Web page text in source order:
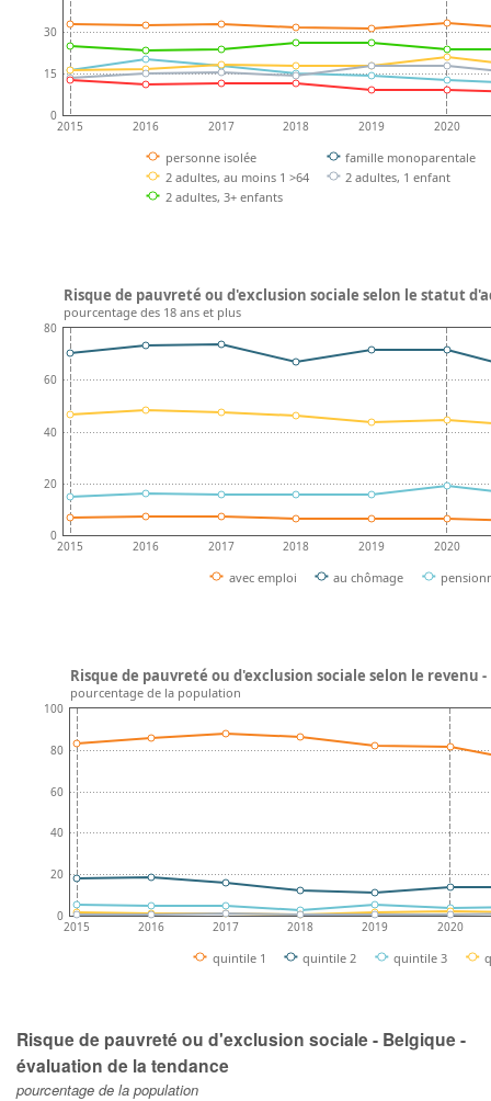
2015 2016 2017 2018 2019 2020
0
15
30
personne isolée
famille monoparentale
2 adultes, au moins 1 >64
2 adultes, 1 enfant
2 adultes, 3+ enfants
2015 2016 2017 2018 2019 2020
0
20
40
60
80
avec emploi au chômage
Risque de pauvreté ou d'exclusion sociale selon le statut
pourcentage des 18 ans et plus
2015 2016 2017 2018 2019 2020
0
20
40
60
80
100
quintile 1 quintile 2 quintile 3
Risque de pauvreté ou d'exclusion sociale selon le revenu
pourcentage de la population
Risque de pauvreté ou d'exclusion sociale - Belgique -
évaluation de la tendance
pourcentage de la population